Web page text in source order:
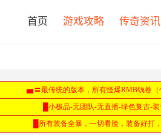
首页 游戏攻略 传奇资讯